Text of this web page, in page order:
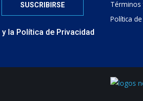
y la Política de Privacidad
Términos
Política